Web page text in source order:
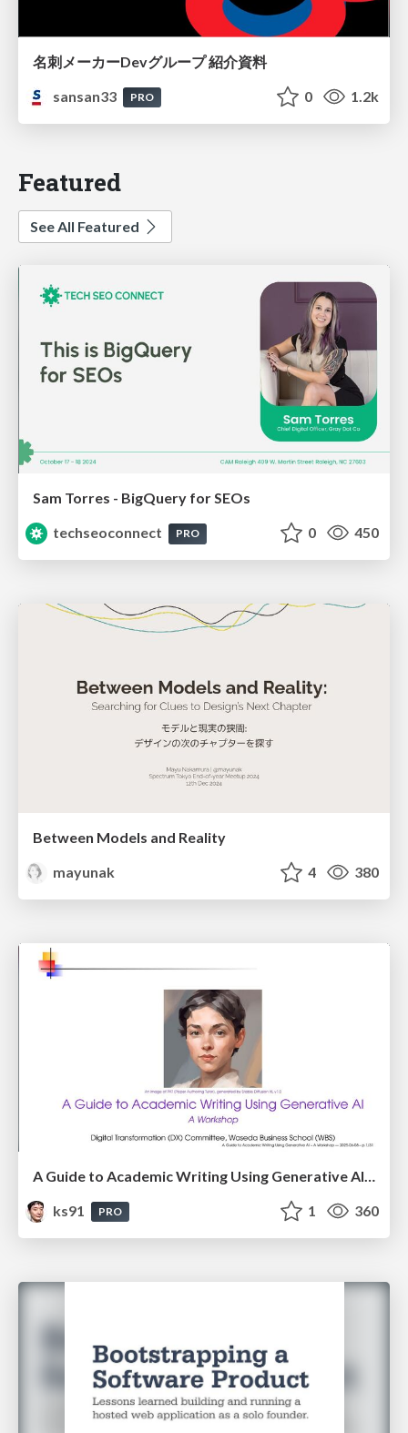
名刺メーカーDevグループ 紹介資料
sansan33
PRO 0 1.2k
Featured
See All Featured
Sam Torres - BigQuery for SEOs
techseoconnect
PRO 0 450
Between Models and Reality
mayunak
4 380
A Guide to Academic Writing Using Generative AI - A Workshop
ks91
PRO 1 360